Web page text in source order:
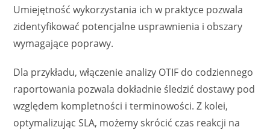
Umiejętność wykorzystania ich w praktyce pozwala
zidentyfikować potencjalne usprawnienia i obszary
wymagające poprawy.
Dla przykładu, włączenie analizy OTIF do codziennego
raportowania pozwala dokładnie śledzić dostawy pod
względem kompletności i terminowości. Z kolei,
optymalizując SLA, możemy skrócić czas reakcji na